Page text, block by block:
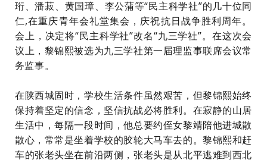
珩、潘菽、黄国璋、李公蒲等“民主科学社”的几十位同
仁,在重庆青年会礼堂集会，庆祝抗日战争胜利周年。
会上，决定将“民主科学社”改名“九三学社”。在这次会
议上，黎锦熙被选为九三学社第一届理监事联席会议常
务监事。
在陕西城固时，学校生活条件虽然艰苦，但黎锦熙始终
保持着坚定的信念，坚信抗战必将胜利。在寂静的山居
生活中，每隔一段时间，他总要约侄女黎靖陪他进城散
散心，常常是坐着学校的胶轮大马车去的。黎锦熙和赶
车的张老头坐在前沿两侧，张老头是从北平逃难到西北